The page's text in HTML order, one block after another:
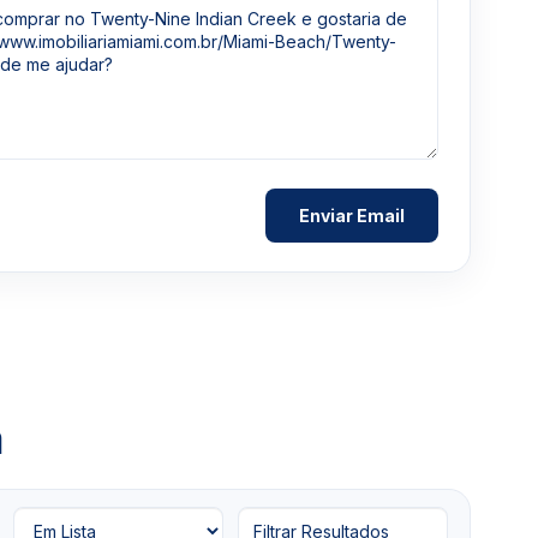
Filtrar Resultados